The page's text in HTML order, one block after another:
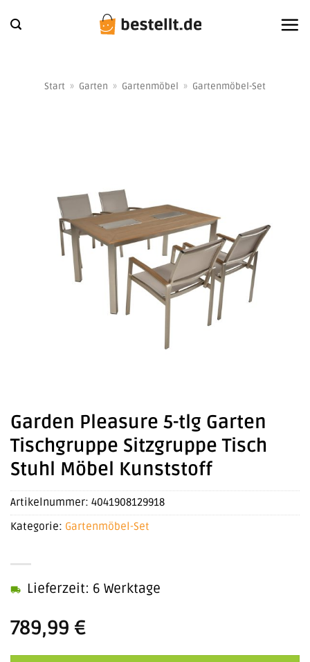
Inhalt
Start » Garten » Gartenmöbel » Gartenmöbel-Set
Garden Pleasure 5-tlg Garten
Tischgruppe Sitzgruppe Tisch
Stuhl Möbel Kunststoff
789,99 €
Lieferzeit: 6 Werktage
Artikelnummer: 4041908129918
Kategorie: Gartenmöbel-Set